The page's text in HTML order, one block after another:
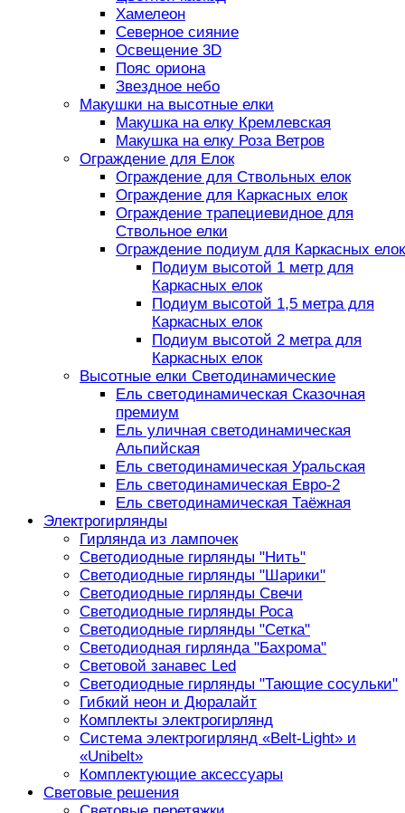
Хамелеон
Северное сияние
Освещение 3D
Пояс ориона
Звездное небо
Макушки на высотные елки
Макушка на елку Кремлевская
Макушка на елку Роза Ветров
Ограждение для Елок
Ограждение для Ствольных елок
Ограждение для Каркасных елок
Ограждение трапециевидное для
Ствольное елки
Ограждение подиум для Каркасных елок
Подиум высотой 1 метр для
Каркасных елок
Подиум высотой 1,5 метра для
Каркасных елок
Подиум высотой 2 метра для
Каркасных елок
Высотные елки Светодинамические
Ель светодинамическая Сказочная
премиум
Ель уличная светодинамическая
Альпийская
Ель светодинамическая Уральская
Ель светодинамическая Евро-2
Ель светодинамическая Таёжная
Электрогирлянды
Гирлянда из лампочек
Светодиодные гирлянды "Нить"
Светодиодные гирлянды "Шарики"
Светодиодные гирлянды Свечи
Светодиодные гирлянды Роса
Светодиодные гирлянды "Сетка"
Светодиодная гирлянда "Бахрома"
Световой занавес Led
Светодиодные гирлянды "Тающие сосульки"
Гибкий неон и Дюралайт
Комплекты электрогирлянд
Система электрогирлянд «Belt-Light» и
«Unibelt»
Комплектующие аксессуары
Световые решения